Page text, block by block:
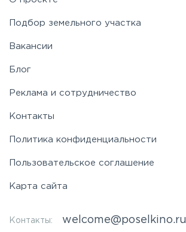
Подбор земельного участка
Вакансии
Блог
Реклама и сотрудничество
Контакты
Политика конфиденциальности
Пользовательское соглашение
Карта сайта
Контакты: welcome@poselkino.ru